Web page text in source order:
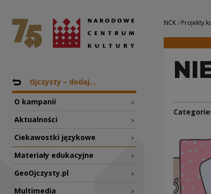
NIEDZIELA |
National Centre for Culture Poland
Nawigacja
Back to: Projekty
Ojczysty – dodaj...
O kampanii >
Aktualności >
Ciekawostki językowe >
Materiały edukacyjne >
GeoOjczysty.pl >
Multimedia >
Navigation
NCK Projekty